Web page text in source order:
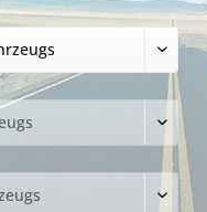
14,99 € *
inkl. MwSt. zzgl.
Lieferzeit ca. 1-3